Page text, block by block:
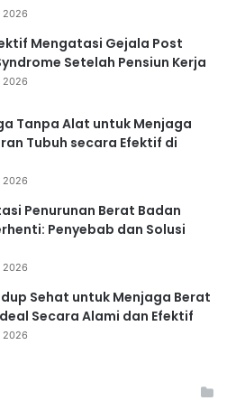
2026
Mengatasi Gejala Post
Setelah Pensiun Kerja
2026
Tanpa Alat untuk Menjaga
Tubuh secara Efektif di
2026
Penurunan Berat Badan
Penyebab dan Solusi
2026
Sehat untuk Menjaga Berat
Secara Alami dan Efektif
2026